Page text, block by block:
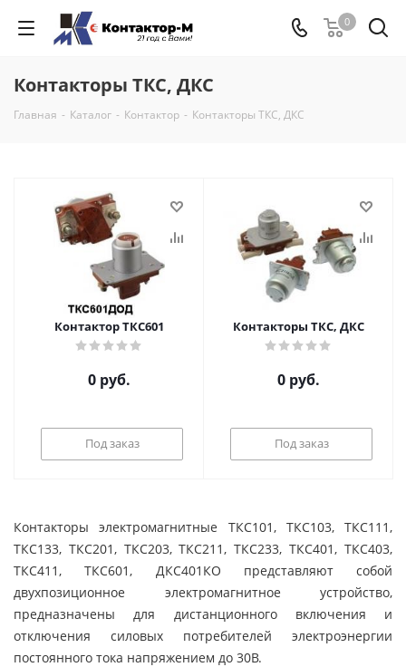
0
Контакторы ТКС, ДКС
Главная - Каталог - Контактор - Контакторы ТКС, ДКС
Контактор ТКС601
0 руб.
Под заказ
Контакторы ТКС, ДКС
0 руб.
Под заказ
Контакторы электромагнитные ТКС101, ТКС103, ТКС111,
ТКС133, ТКС201, ТКС203, ТКС211, ТКС233, ТКС401, ТКС403,
ТКС411, ТКС601, ДКС401КО представляют собой
двухпозиционное электромагнитное устройство,
предназначены для дистанционного включения и
отключения силовых потребителей электроэнергии
постоянного тока напряжением до 30В.